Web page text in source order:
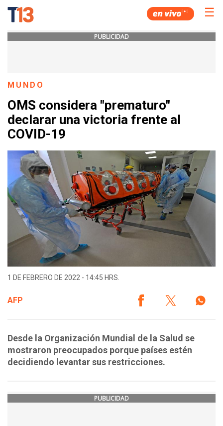
☰
PUBLICIDAD
MUNDO
OMS considera "prematuro"
declarar una victoria frente al
COVID-19
1 DE FEBRERO DE 2022 - 14:45 HRS.
AFP
Desde la Organización Mundial de la Salud se
mostraron preocupados porque países estén
decidiendo levantar sus restricciones.
PUBLICIDAD